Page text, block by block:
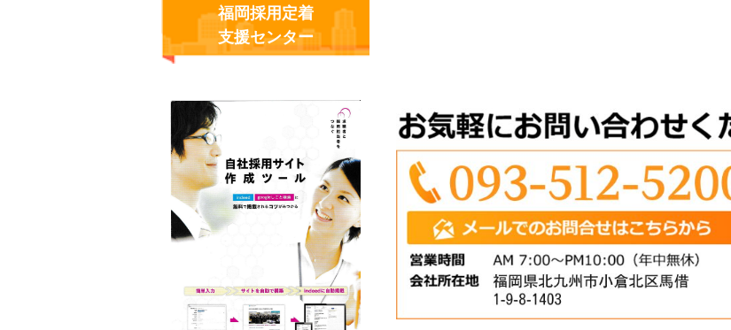
福岡採用定着
支援センター